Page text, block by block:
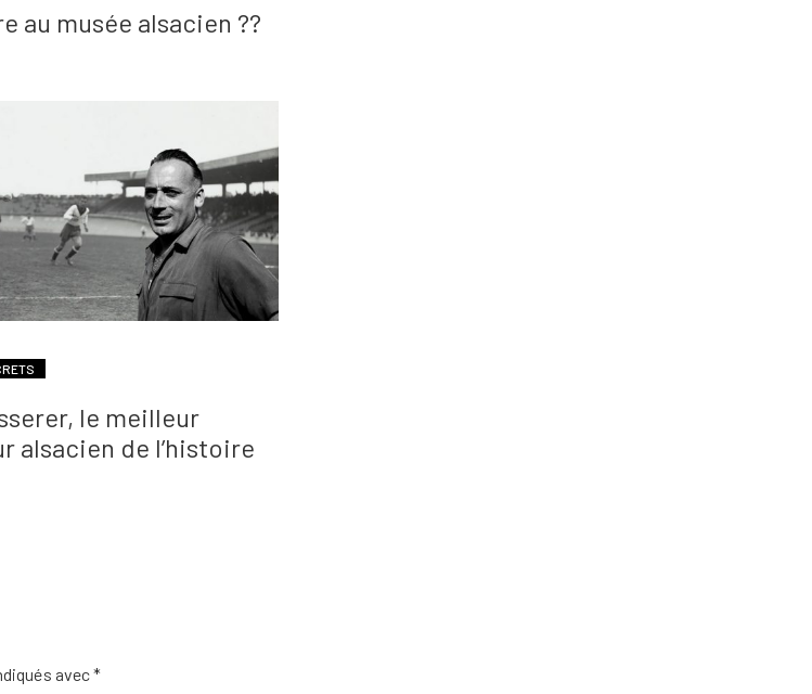
au musée alsacien ??
le meilleur
alsacien de l’histoire
avec*